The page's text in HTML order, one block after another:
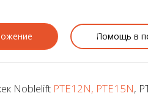
Помощь в
Noblelift PTE12N, PTE15N,